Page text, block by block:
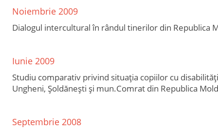
Noiembrie 2009
Dialogul intercultural în rândul tinerilor din Republica
Iunie 2009
Studiu comparativ privind situaţia copiilor cu
Ungheni, Şoldăneşti şi mun.Comrat din Republica
Septembrie 2008